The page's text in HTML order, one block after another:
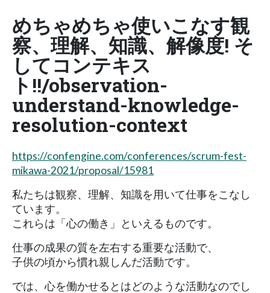
めちゃめちゃ使いこなす観
察、理解、知識、解像度! そ
してコンテキス
ト!!/observation-
understand-knowledge-
resolution-context
https://confengine.com/conferences/scrum-fest-
mikawa-2021/proposal/15981
私たちは観察、理解、知識を用いて仕事をこなし
ています。
これらは「心の働き」といえるものです。
仕事の成果の質を左右する重要な活動で、
子供の頃から慣れ親しんだ活動です。
では、心を働かせるとはどのような活動なのでし